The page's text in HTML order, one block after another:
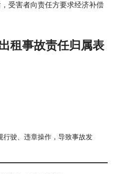
受害者向责任方要求经济补偿
租事故责任归属表
行驶、违章操作，导致事故发